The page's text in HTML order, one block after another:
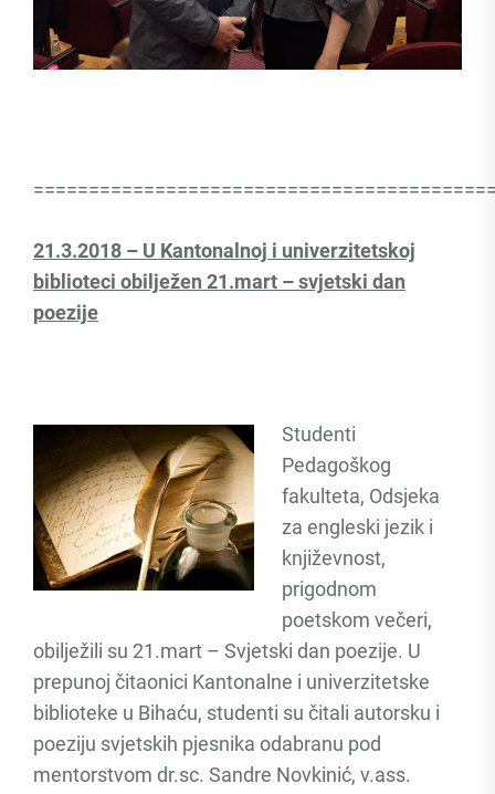
21.3.2018 – U Kantonalnoj i univerzitetskoj
biblioteci obilježen 21.mart – svjetski dan
poezije
Studenti
Pedagoškog
fakulteta, Odsjeka
za engleski jezik i
književnost,
prigodnom
poetskom večeri,
obilježili su 21.mart – Svjetski dan poezije. U
prepunoj čitaonici Kantonalne i univerzitetske
biblioteke u Bihaću, studenti su čitali autorsku i
poeziju svjetskih pjesnika odabranu pod
mentorstvom dr.sc. Sandre Novkinić, v.ass.